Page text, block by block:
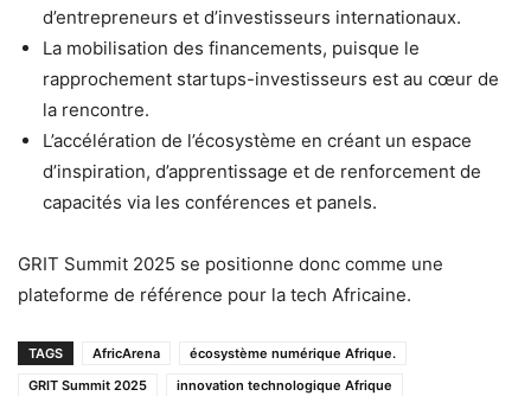
d’entrepreneurs et d’investisseurs internationaux.
La mobilisation des financements, puisque le
rapprochement startups-investisseurs est au cœur de
la rencontre.
L’accélération de l’écosystème en créant un espace
d’inspiration, d’apprentissage et de renforcement de
capacités via les conférences et panels.
GRIT Summit 2025 se positionne donc comme une
plateforme de référence pour la tech Africaine.
TAGS AfricArena
écosystème numérique Afrique.
GRIT Summit 2025
innovation technologique Afrique